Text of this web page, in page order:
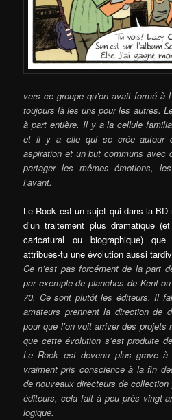
vers ce groupe qu’on avait formé à
toujours là les uns pour les autres.
à part entière. Il y a la cellule
et il y a elle qui se crée autour
aspiration et un but communs avec
partager les mêmes émotions,
l’avant.
Le Rock est un sujet qui dans la BD
d’un traitement plus dramatique
caricatural ou biographique)
attribues-tu une évolution aussi
Ce n’est pas forcément de la part
par exemple de planches de Kent
70. Ce sont plutôt les éditeurs. Il
amateurs prennent la direction de
pour que l’on voit arriver des
que cette évolution s’est produite
Le Rock est devenu plus grave
vraiment pris conscience à la fin
de nouveaux directeurs de
éditeurs, cela fait à peu près vingt
logique.